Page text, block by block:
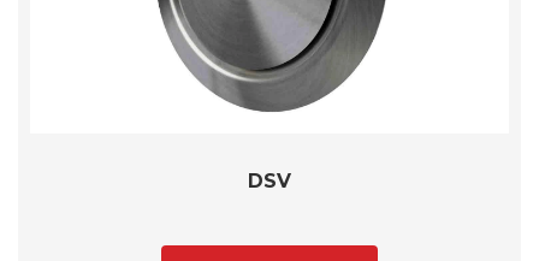
DSV